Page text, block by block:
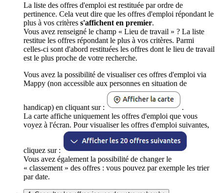
La liste des offres d'emploi est restituée par ordre de
pertinence. Cela veut dire que les offres d'emploi répondant le
plus à vos critères s'affichent en premier.
Vous avez renseigné le champ « Lieu de travail » ? La liste
restitue les offres répondant le plus à vos critères. Parmi
celles-ci sont d'abord restituées les offres dont le lieu de travail
est le plus proche de votre recherche.
Vous avez la possibilité de visualiser ces offres d'emploi via
Mappy (non accessible aux personnes en situation de
handicap) en cliquant sur :
.
La carte affiche uniquement les offres d'emploi que vous
voyez à l'écran. Pour visualiser les offres d'emploi suivantes,
cliquez sur :
Vous avez également la possibilité de changer le
« classement » des offres : vous pouvez par exemple les trier
par date.